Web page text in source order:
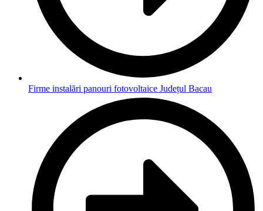
Firme instalări panouri fotovoltaice Județul Bacau